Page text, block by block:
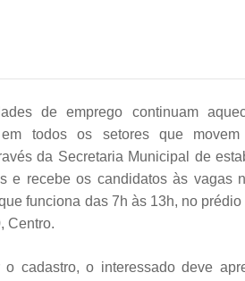
de emprego continuam
em todos os setores que
da Secretaria Municipal de
e recebe os candidatos às vagas
funciona das 7h às 13h, no
Centro.
o cadastro, o interessado deve